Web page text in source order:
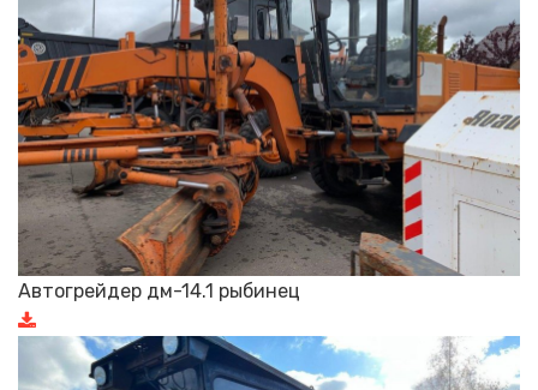
Автогрейдер дм-14.1 рыбинец